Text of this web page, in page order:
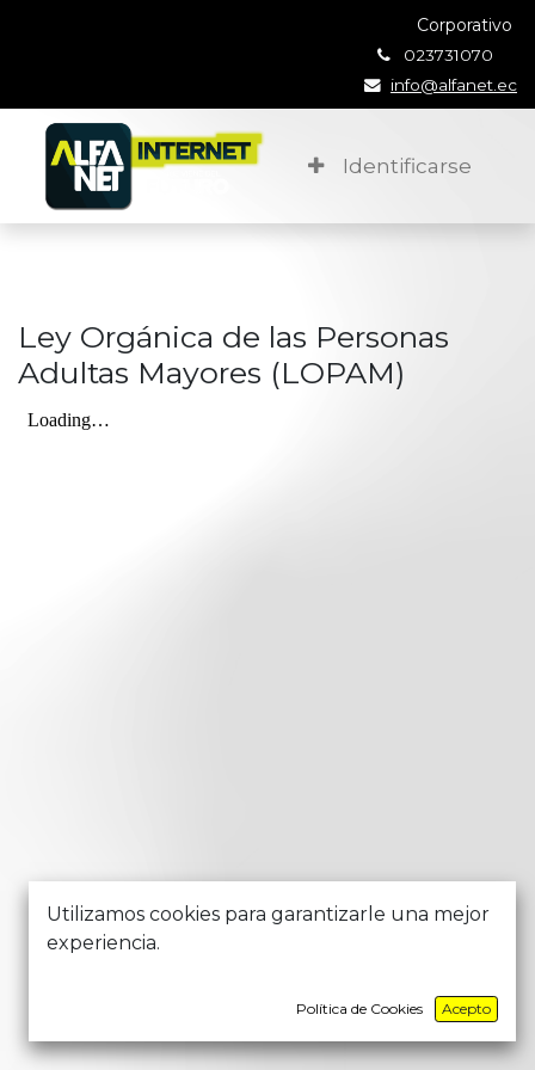
Corporativo
023731070
info@alfanet.ec
Identificarse
Ley Orgánica de las Personas
Adultas Mayores (LOPAM)
Utilizamos cookies para garantizarle una mejor
experiencia.
Política de Cookies Acepto